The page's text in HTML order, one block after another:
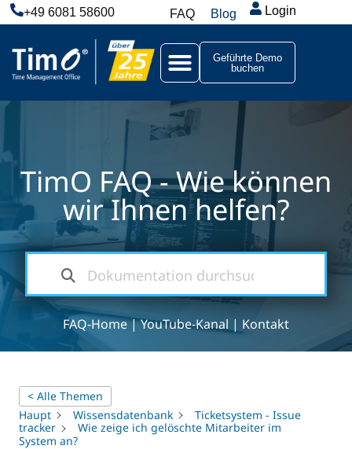
+49 6081 58600 FAQ Blog Login
Geführte Demo
buchen
TimO FAQ - Wie können
wir Ihnen helfen?
FAQ-Home|YouTube-Kanal | Kontakt
< Alle Themen
Haupt
Wissensdatenbank
Ticketsystem - Issue
tracker
Wie zeige ich gelöschte Mitarbeiter im
System an?